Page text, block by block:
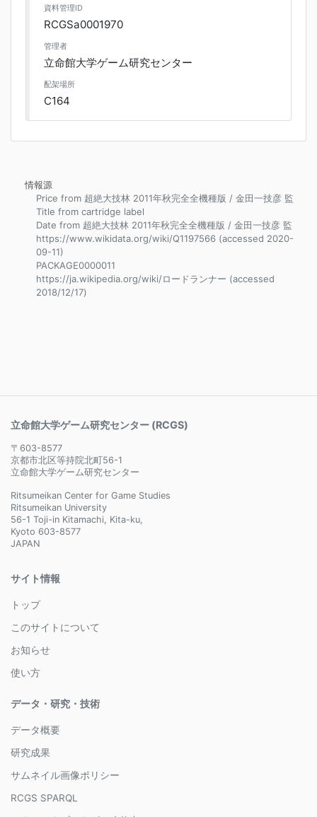
資料管理ID
RCGSa0001970
管理者
立命館大学ゲーム研究センター
配架場所
C164
情報源
Price from 超絶大技林 2011年秋完全全機種版 / 金田一技彦 監
Title from cartridge label
Date from 超絶大技林 2011年秋完全全機種版 / 金田一技彦 監
https://www.wikidata.org/wiki/Q1197566 (accessed 2020-
09-11)
PACKAGE0000011
https://ja.wikipedia.org/wiki/ロードランナー (accessed
2018/12/17)
立命館大学ゲーム研究センター (RCGS)
〒603-8577
京都市北区等持院北町56-1
立命館大学ゲーム研究センター
Ritsumeikan Center for Game Studies
Ritsumeikan University
56-1 Toji-in Kitamachi, Kita-ku,
Kyoto 603-8577
JAPAN
サイト情報
トップ
このサイトについて
お知らせ
使い方
データ・研究・技術
データ概要
研究成果
サムネイル画像ポリシー
RCGS SPARQL